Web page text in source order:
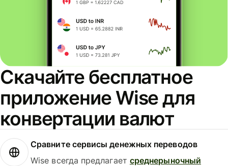
Скачайте бесплатное
приложение Wise для
конвертации валют
Сравните сервисы денежных переводов
Wise всегда предлагает среднерыночный